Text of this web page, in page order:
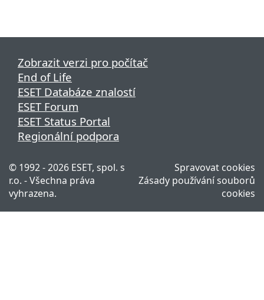
Zobrazit verzi pro počítač
End of Life
ESET Databáze znalostí
ESET Forum
ESET Status Portal
Regionální podpora
© 1992 - 2026 ESET, spol. s
r.o. - Všechna práva
vyhrazena.
Spravovat cookies
Zásady používání souborů
cookies